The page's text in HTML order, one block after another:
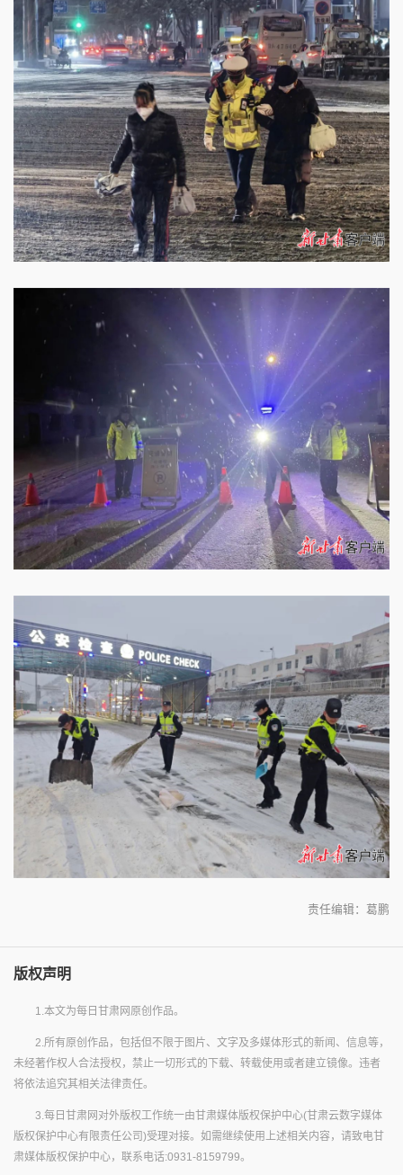
责任编辑：葛鹏
版权声明
1.本文为每日甘肃网原创作品。
2.所有原创作品，包括但不限于图片、文字及多媒体形式的新闻、信息等，
未经著作权人合法授权，禁止一切形式的下载、转载使用或者建立镜像。违者
将依法追究其相关法律责任。
3.每日甘肃网对外版权工作统一由甘肃媒体版权保护中心(甘肃云数字媒体
版权保护中心有限责任公司)受理对接。如需继续使用上述相关内容，请致电甘
肃媒体版权保护中心，联系电话:0931-8159799。